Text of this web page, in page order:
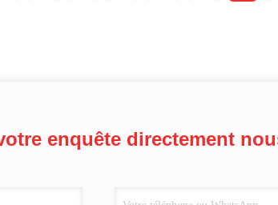
enquête directement